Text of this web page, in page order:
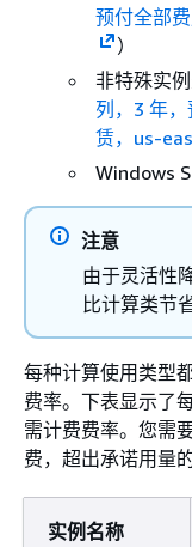
预付全部
）
非特殊实
列，3 年
赁，us-
Windows
注意
由于灵活性
比计算类节
每种计算使用类型
费率。下表显示了
需计费费率。您需
费，超出承诺用量
实例名称